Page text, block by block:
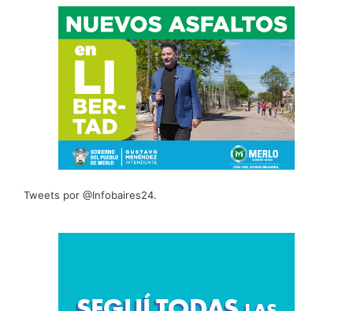
Tweets por @Infobaires24.